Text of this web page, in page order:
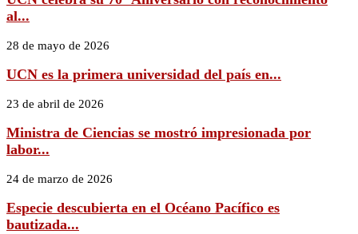
al...
28 de mayo de 2026
UCN es la primera universidad del país en...
23 de abril de 2026
Ministra de Ciencias se mostró impresionada por
labor...
24 de marzo de 2026
Especie descubierta en el Océano Pacífico es
bautizada...